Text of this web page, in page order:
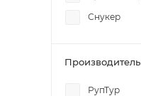
Снукер
Производитель
РупТур